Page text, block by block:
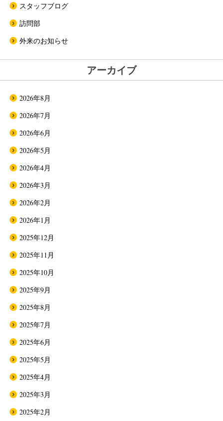
スタッフブログ
訪問部
外来のお知らせ
アーカイブ
2026年8月
2026年7月
2026年6月
2026年5月
2026年4月
2026年3月
2026年2月
2026年1月
2025年12月
2025年11月
2025年10月
2025年9月
2025年8月
2025年7月
2025年6月
2025年5月
2025年4月
2025年3月
2025年2月